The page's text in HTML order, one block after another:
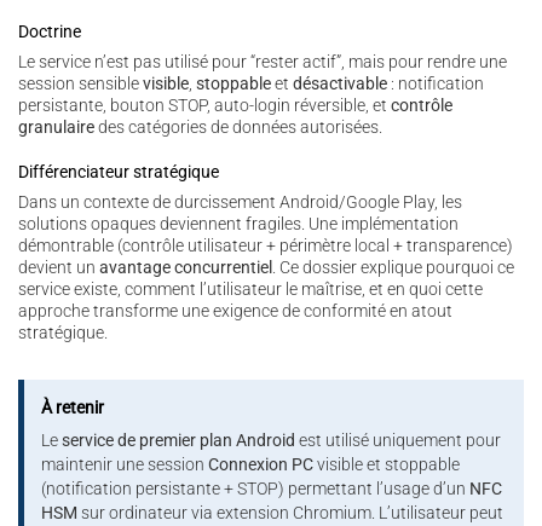
Doctrine
Le service n’est pas utilisé pour “rester actif”, mais pour rendre une
session sensiblevisible, stoppableet désactivable : notification
persistante, bouton STOP, auto-login réversible, et contrôle
granulairedes catégories de données autorisées.
Différenciateur stratégique
Dans un contexte de durcissement Android/Google Play, les
solutions opaques deviennent fragiles. Une implémentation
démontrable (contrôle utilisateur + périmètre local + transparence)
devient un avantage concurrentiel . Ce dossier explique pourquoi ce
service existe, comment l’utilisateur le maîtrise, et en quoi cette
approche transforme une exigence de conformité en atout
stratégique.
À retenir
Leservice de premier plan Android est utilisé uniquement pour
maintenir une sessionConnexion PCvisible et stoppable
(notification persistante + STOP) permettant l’usage d’un NFC
HSM sur ordinateur via extension Chromium. L’utilisateur peut